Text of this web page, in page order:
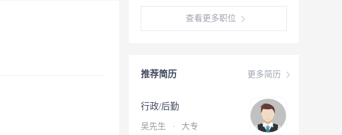
查看更多职位
更多简历
推荐简历
行政/后勤
吴先生 · 大专